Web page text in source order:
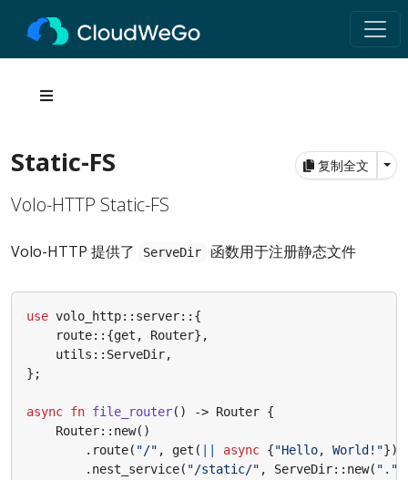
复制全文
Static-FS
Volo-HTTP Static-FS
Volo-HTTP 提供了 ServeDir 函数用于注册静态文件
use volo_http:: server:: {
route:: {get , Router},
utils :: ServeDir,
};
async fn file_router() -> Router {
Router:: new()
. route( "/" , get ( async {"Hello, World!"}))
. nest_service( "/static/" , ServeDir:: new( "."